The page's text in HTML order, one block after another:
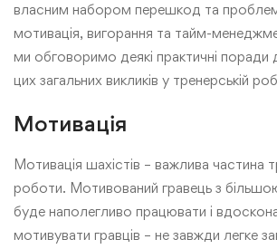
власним набором перешкод та
мотивація, вигорання та тайм-
ми обговоримо деякі практичні
цих загальних викликів у тренерській
Мотивація
Мотивація шахістів – важлива частина
роботи. Мотивований гравець з
буде наполегливо працювати і
мотивувати гравців – не завжди легке